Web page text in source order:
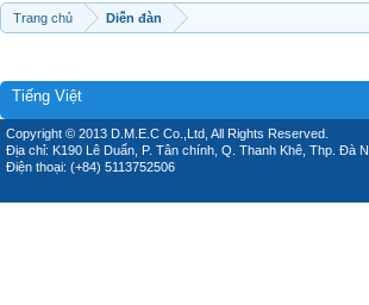
Trang chủ Diễn đàn
Tiếng Việt
Copyright © 2013 D.M.E.C Co.,Ltd, All Rights Reserved.
Địa chỉ: K190 Lê Duẩn, P. Tân chính, Q. Thanh Khê, Thp. Đà
Điện thoại: (+84) 5113752506